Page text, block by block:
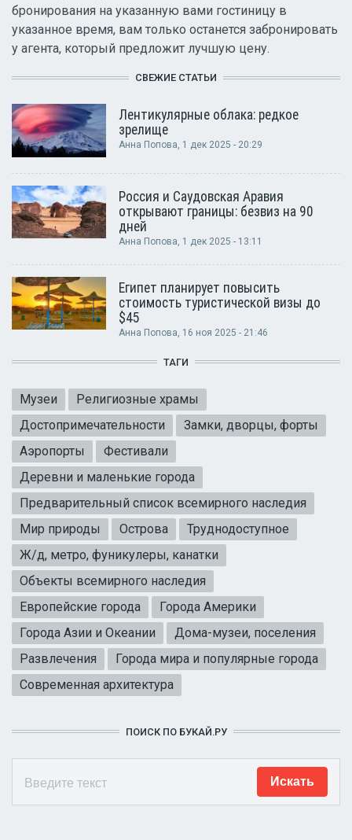
бронирования на указанную вами гостиницу в
указанное время, вам только останется забронировать
у агента, который предложит лучшую цену.
СВЕЖИЕ СТАТЬИ
Лентикулярные облака: редкое
зрелище
Анна Попова, 1 дек 2025 - 20:29
Россия и Саудовская Аравия
открывают границы: безвиз на 90
дней
Анна Попова, 1 дек 2025 - 13:11
Египет планирует повысить
стоимость туристической визы до
$45
Анна Попова, 16 ноя 2025 - 21:46
ТАГИ
Музеи
Религиозные храмы
Достопримечательности
Замки, дворцы, форты
Аэропорты
Фестивали
Деревни и маленькие города
Предварительный список всемирного наследия
Мир природы
Острова
Труднодоступное
Ж/д, метро, фуникулеры, канатки
Объекты всемирного наследия
Европейские города
Города Америки
Города Азии и Океании
Дома-музеи, поселения
Развлечения
Города мира и популярные города
Современная архитектура
ПОИСК ПО БУКАЙ.РУ